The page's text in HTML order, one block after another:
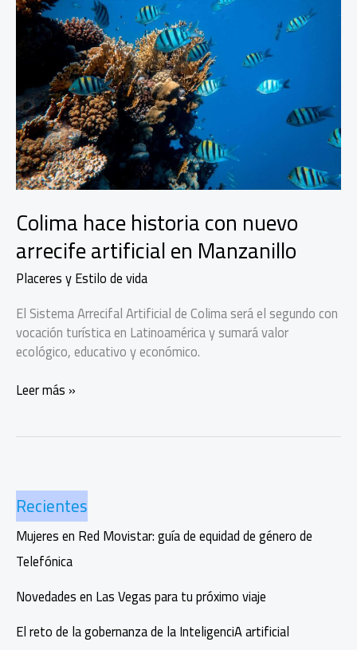
Colima hace historia con nuevo
arrecife artificial en Manzanillo
Placeres y Estilo de vida
El Sistema Arrecifal Artificial de Colima será el segundo con
vocación turística en Latinoamérica y sumará valor
ecológico, educativo y económico.
Colima
arrecife
artificial
en
Manzanillo
Leer más »
Recientes
Mujeres en Red Movistar: guía de equidad de género de
Telefónica
Novedades en Las Vegas para tu próximo viaje
El reto de la gobernanza de la InteligenciA artificial